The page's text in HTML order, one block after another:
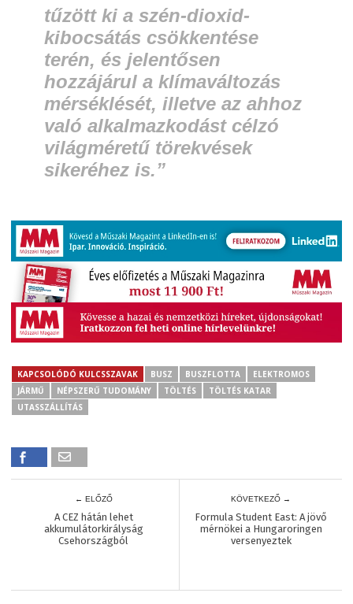
tűzött ki a szén-dioxid-
kibocsátás csökkentése
terén, és jelentősen
hozzájárul a klímaváltozás
mérséklését, illetve az ahhoz
való alkalmazkodást célzó
világméretű törekvések
sikeréhez is.”
KAPCSOLÓDÓ KULCSSZAVAK BUSZ BUSZFLOTTA
ELEKTROMOS
JÁRMŰ
NÉPSZERŰ TUDOMÁNY TÖLTÉS
TÖLTÉS KATAR
UTASSZÁLLÍTÁS
← ELŐZŐ
A CEZ hátán lehet
akkumulátorkirályság
Csehországból
KÖVETKEZŐ →
Formula Student East: A jövő
mérnökei a Hungaroringen
versenyeztek